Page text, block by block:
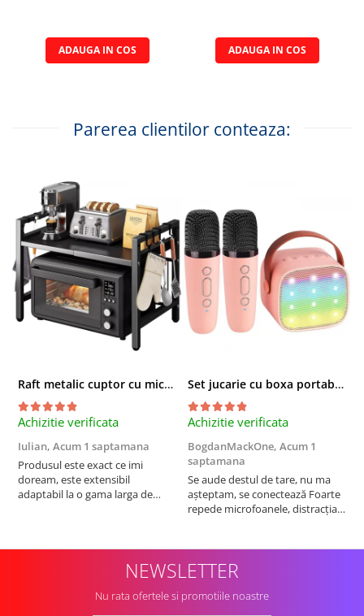
ADAUGA IN COS ADAUGA IN COS
Parerea clientilor conteaza:
Raft metalic cuptor cu microunde, Simply Joy, 6 Carlige, Ajustabil, Raft Organizator extensibil, pentru bucatarie, casa, balcon, Etajera ajustabila cu 2 Niveluri, Anti Alunecare, Negru
Achizitie verificata
Iulian, Acum 1 saptamana
Produsul este exact ce imi
doream, este extensibil
adaptabil la o gama larga de
spatios, practic. Sunt multumit.
Set jucarie cu boxa portabila si 2 microfoane, Wireless, Bluetooth, Simply Joy, Karaoke, Copii si Adulti, Lumini LED RGB Dinamice, Roz
Achizitie verificata
BogdanMackOne, Acum 1
saptamana
Se aude destul de tare, nu ma
așteptam, se conectează Foarte
repede microfoanele, distracția
testul rezistenta!! Merita
NEWSLETTER
Nu rata ofertele si promotiile noastre